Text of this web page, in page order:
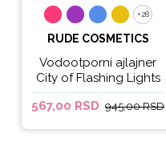
+28
+28
RUDE COSMETICS
Vodootporni ajlajner
City of Flashing Lights
Micro Retractable Liner
- It's Lit
567,00 RSD 945,00 RSD